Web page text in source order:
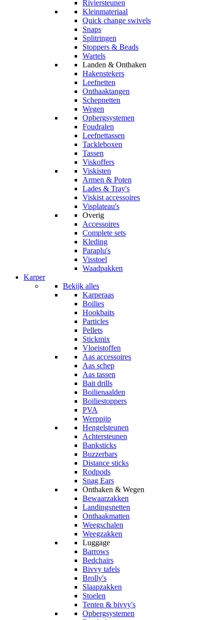
Riviersteunen
Kleinmateriaal
Quick change swivels
Snaps
Splitringen
Stoppers & Beads
Wartels
Landen & Onthaken
Hakenstekers
Leefnetten
Onthaaktangen
Schepnetten
Wegen
Opbergsystemen
Foudralen
Leefnettassen
Tackleboxen
Tassen
Viskoffers
Viskisten
Armen & Poten
Lades & Tray's
Viskist accessoires
Visplateau's
Overig
Accessoires
Complete sets
Kleding
Paraplu's
Visstoel
Waadpakken
Karper
Bekijk alles
Karperaas
Boilies
Hookbaits
Particles
Pellets
Stickmix
Vloeistoffen
Aas accessoires
Aas schep
Aas tassen
Bait drills
Boilienaalden
Boiliestoppers
PVA
Werppijp
Hengelsteunen
Achtersteunen
Banksticks
Buzzerbars
Distance sticks
Rodpods
Snag Ears
Onthaken & Wegen
Bewaarzakken
Landingsnetten
Onthaakmatten
Weegschalen
Weegzakken
Luggage
Barrows
Bedchairs
Bivvy tafels
Brolly's
Slaapzakken
Stoelen
Tenten & bivvy's
Opbergsystemen